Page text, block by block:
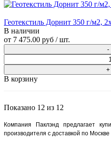
Геотекстиль Дорнит 350 г/м2,
В наличии
от 7 475.00 руб / шт.
В корзину
Показано 12 из 12
Компания Паклэнд предлагает
производителя с доставкой по